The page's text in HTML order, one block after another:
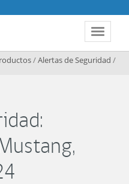
Toggle
/Alertas de Seguridad /